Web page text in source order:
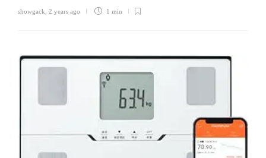
showgack, 2 years ago 1 min